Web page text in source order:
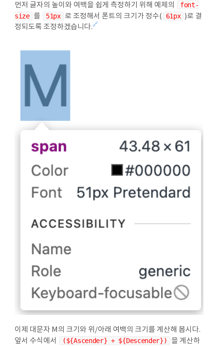
등 조
먼저 글자의 높이와 여백을 쉽게 측정하기 위해 예제의
font-
size 를 51px 로 조정해서 폰트의 크기가 정수( 61px )로 결
정되도록 조정하겠습니다.🔗
이제 대문자 M의 크기와 위/아래 여백의 크기를 계산해 봅시다.
앞서 수식에서
(${Ascender} + ${Descender})
을 계산하